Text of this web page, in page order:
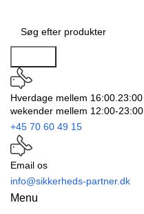
Hverdage mellem 16:00.23:00
wekender mellem 12:00-23:00
+45 70 60 49 15
Email os
info@sikkerheds-partner.dk
Menu